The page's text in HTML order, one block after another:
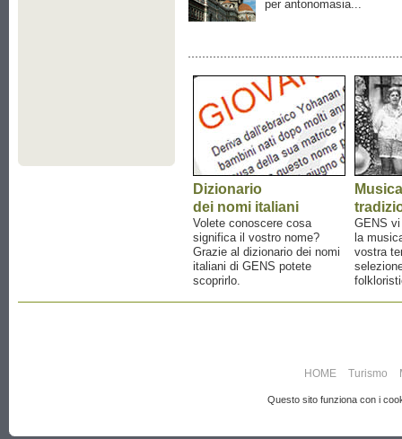
per antonomasia...
Dizionario
dei nomi italiani
Volete conoscere cosa
significa il vostro nome?
Grazie al dizionario dei nomi
italiani di GENS potete
scoprirlo.
Musica
GENS
la
vostra
HOME Turismo
Questo sito funziona con i